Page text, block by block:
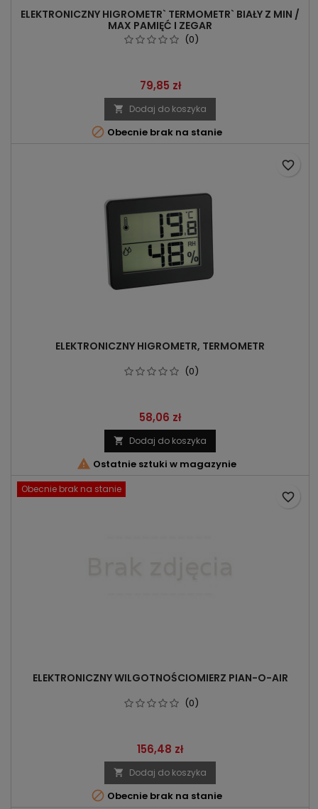
ELEKTRONICZNY HIGROMETR` TERMOMETR` BIAŁY Z MIN /
MAX PAMIĘĆ I ZEGAR
(0)
Cena
79,85 zł
 Dodaj do koszyka
 Obecnie brak na stanie
ELEKTRONICZNY HIGROMETR, TERMOMETR
(0)
Cena
58,06 zł
 Dodaj do koszyka
 Ostatnie sztuki w magazynie
favorite_border
Obecnie brak na stanie
ELEKTRONICZNY WILGOTNOŚCIOMIERZ PIAN-O-AIR
(0)
Cena
156,48 zł
 Dodaj do koszyka
 Obecnie brak na stanie
favorite_border